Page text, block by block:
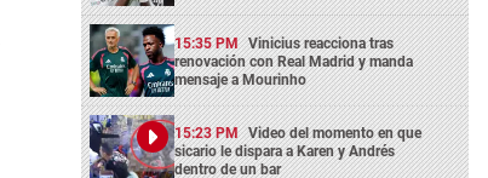
15:35 PM Vinicius reacciona tras
renovación con Real Madrid y manda
mensaje a Mourinho
15:23 PM Video del momento en que
sicario le dispara a Karen y Andrés
dentro de un bar